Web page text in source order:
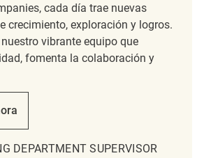
cada día trae nuevas
crecimiento, exploración y logros.
vibrante equipo que
fomenta la colaboración y
Department Supervisor REQ137650
Department Supervisor
DEPARTMENT SUPERVISOR